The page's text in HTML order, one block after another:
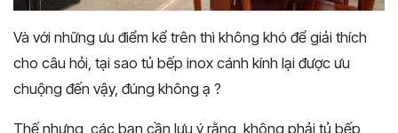
Và với những ưu điểm kể trên thì không khó để giải thích
cho câu hỏi, tại sao tủ bếp inox cánh kính lại được ưu
chuộng đến vậy, đúng không ạ ?
Thế nhưng, các bạn cần lưu ý rằng, không phải tủ bếp